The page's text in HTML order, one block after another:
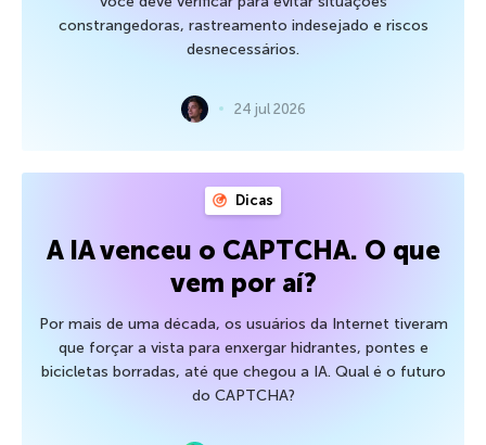
constrangedoras, rastreamento indesejado e riscos
desnecessários.
24 jul 2026
Dicas
A IA venceu o CAPTCHA. O que
vem por aí?
Por mais de uma década, os usuários da Internet tiveram
que forçar a vista para enxergar hidrantes, pontes e
bicicletas borradas, até que chegou a IA. Qual é o futuro
do CAPTCHA?